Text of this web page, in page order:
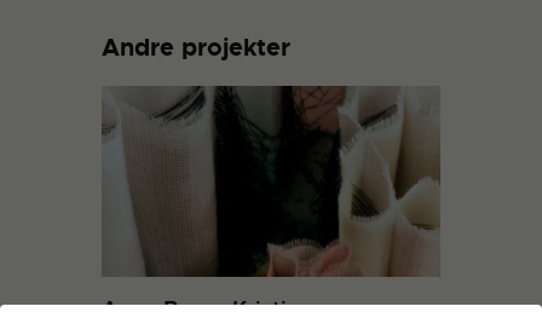
Andre projekter
Anna Bruun Kristiansen: